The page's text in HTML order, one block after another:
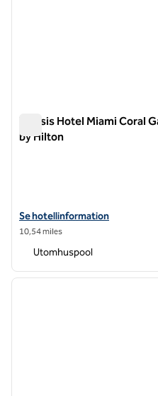
THesis Hotel Miami Coral
by Hilton
Visa hotelluppgifter för THesis
Se hotellinformation
10,54 miles
Utomhuspool
1 av 12